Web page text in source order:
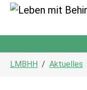
LMBHH Aktuelles